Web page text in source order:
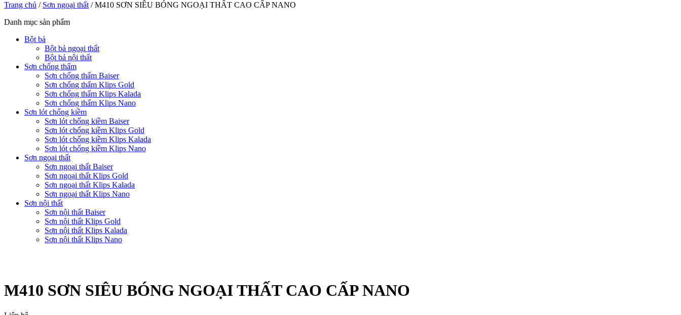
Trang chủ / Sơn ngoại thất /M410 SƠN SIÊU BÓNG NGOẠI THẤT CAO CẤP NANO
Danh mục sản phẩm
Bột bả
Bột bả ngoại thất
Bột bả nội thất
Sơn chống thấm
Sơn chống thấm Baiser
Sơn chống thấm Klips Gold
Sơn chống thấm Klips Kalada
Sơn chống thấm Klips Nano
Sơn lót chống kiềm
Sơn lót chống kiềm Baiser
Sơn lót chống kiềm Klips Gold
Sơn lót chống kiềm Klips Kalada
Sơn lót chống kiềm Klips Nano
Sơn ngoại thất
Sơn ngoại thất Baiser
Sơn ngoại thất Klips Gold
Sơn ngoại thất Klips Kalada
Sơn ngoại thất Klips Nano
Sơn nội thất
Sơn nội thất Baiser
Sơn nội thất Klips Gold
Sơn nội thất Klips Kalada
Sơn nội thất Klips Nano
M410 SƠN SIÊU BÓNG NGOẠI THẤT CAO CẤP NANO